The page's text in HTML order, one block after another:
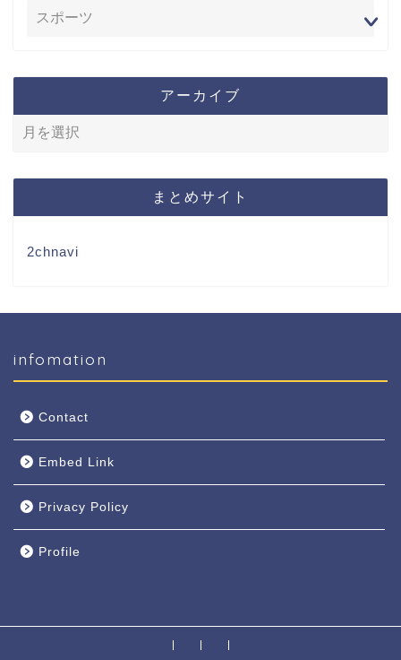
アーカイブ
まとめサイト
2chnavi
infomation
Contact
Embed Link
Privacy Policy
Profile